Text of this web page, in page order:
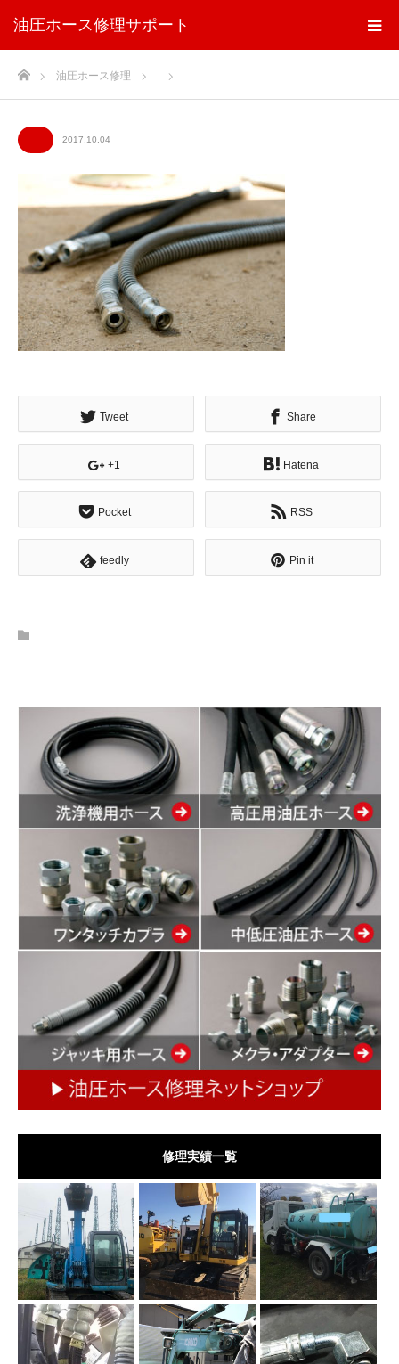
油圧ホース修理サポート
ホーム油圧ホース修理
2017.10.04
Tweet Share
+1 Hatena
Pocket RSS
feedly Pin it
修理実績一覧